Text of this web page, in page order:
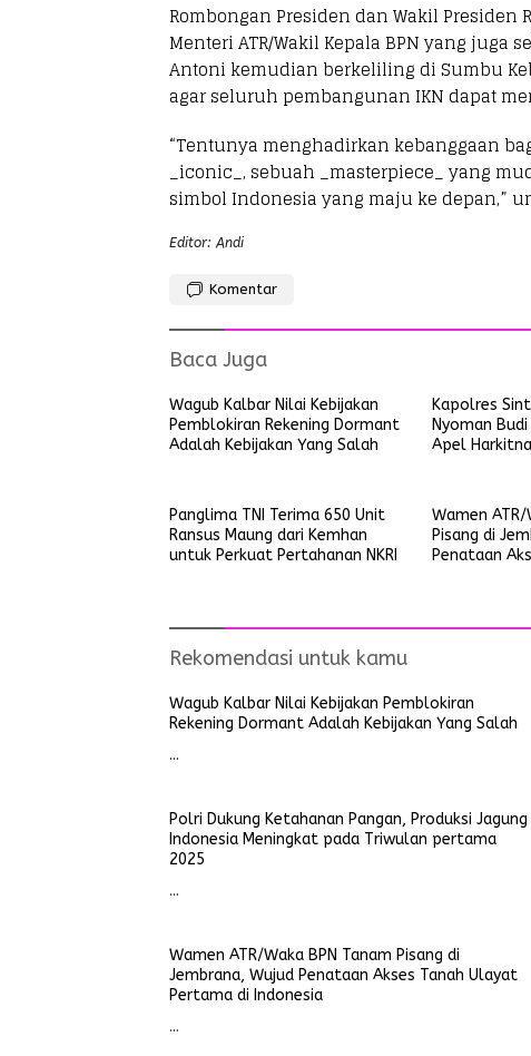
Rombongan Presiden dan Wakil Presiden
Menteri ATR/Wakil Kepala BPN yang juga
Antoni kemudian berkeliling di Sumbu
agar seluruh pembangunan IKN dapat
“Tentunya menghadirkan kebanggaan
_iconic_, sebuah _masterpiece_ yang
simbol Indonesia yang maju ke depan,”
Editor: Andi
Komentar
Baca Juga
Wagub Kalbar Nilai Kebijakan
Pemblokiran Rekening Dormant
Adalah Kebijakan Yang Salah
Kapolres
Nyoman
Apel
Panglima TNI Terima 650 Unit
Ransus Maung dari Kemhan
untuk Perkuat Pertahanan NKRI
Wamen ATR/
Pisang di
Penataan
Rekomendasi untuk kamu
Wagub Kalbar Nilai Kebijakan Pemblokiran
Rekening Dormant Adalah Kebijakan Yang Salah
…
Polri Dukung Ketahanan Pangan, Produksi Jagung
Indonesia Meningkat pada Triwulan pertama
2025
…
Wamen ATR/Waka BPN Tanam Pisang di
Jembrana, Wujud Penataan Akses Tanah Ulayat
Pertama di Indonesia
…